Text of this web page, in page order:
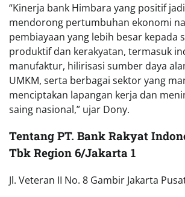
“Kinerja bank Himbara yang positif
mendorong pertumbuhan ekonomi
pembiayaan yang lebih besar kepada
produktif dan kerakyatan, termasuk
manufaktur, hilirisasi sumber daya
UMKM, serta berbagai sektor yang
menciptakan lapangan kerja dan
saing nasional,” ujar Dony.
Tentang PT. Bank Rakyat
Tbk Region 6/Jakarta 1
Jl. Veteran II No. 8 Gambir Jakarta